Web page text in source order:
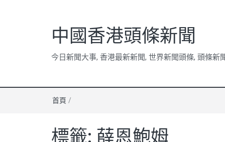
中國香港頭條新聞
今日新聞大事, 香港最新新聞, 世界新聞頭條, 頭條新
首頁 /
標籤: 薛恩鮑姆